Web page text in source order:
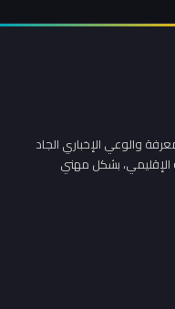
والوعي الإخباري الجاد
بشكل مهني